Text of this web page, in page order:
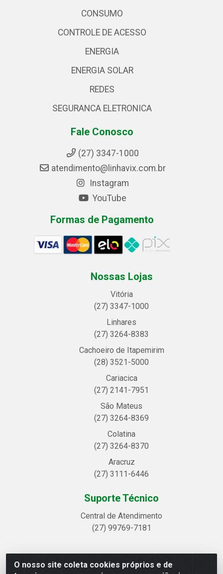
O nosso site coleta cookies próprios e de
CONSUMO
CONTROLE DE ACESSO
ENERGIA
ENERGIA SOLAR
REDES
SEGURANCA ELETRONICA
Fale Conosco
(27) 3347-1000
atendimento@linhavix.com.br
Instagram
YouTube
Formas de Pagamento
Nossas Lojas
Vitória
(27) 3347-1000
Linhares
(27) 3264-8383
Cachoeiro de Itapemirim
(28) 3521-5000
Cariacica
(27) 2141-7951
São Mateus
(27) 3264-8369
Colatina
(27) 3264-8370
Aracruz
(27) 3111-6446
Suporte Técnico
Central de Atendimento
(27) 99769-7181
Linhavix Distribuidora LTDA - Avenida Alegre, 2521 -